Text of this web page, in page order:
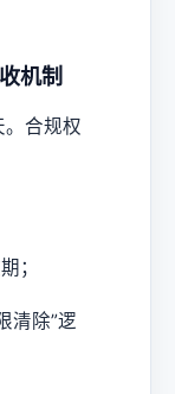
机制
合规权
；
清除”逻